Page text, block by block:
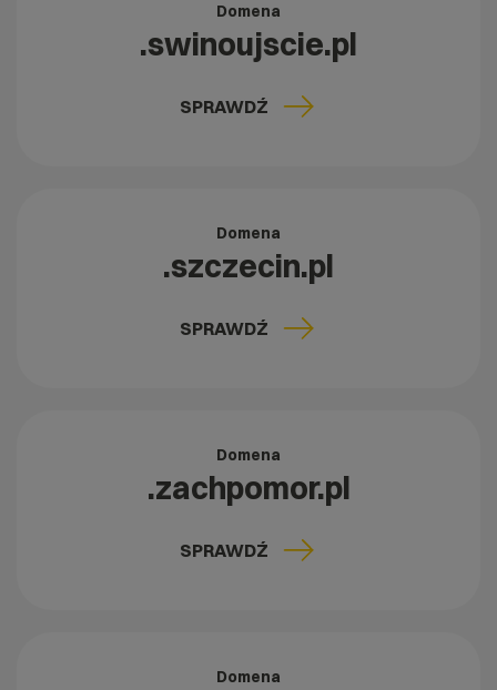
Domena
.swinoujscie.pl
SPRAWDŹ
Domena
.szczecin.pl
SPRAWDŹ
Domena
.zachpomor.pl
SPRAWDŹ
Domena